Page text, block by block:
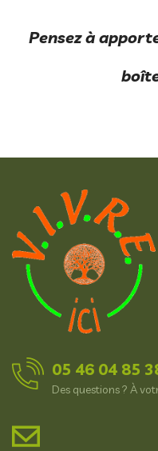
Pensez à
05 46 04 85
Des questions ? À